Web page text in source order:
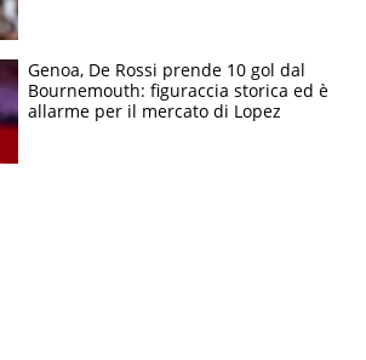
Genoa, De Rossi prende 10 gol dal
Bournemouth: figuraccia storica ed è
allarme per il mercato di Lopez